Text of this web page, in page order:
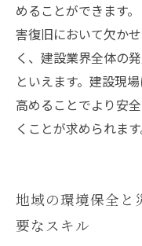
めることができます
害復旧において欠か
く、建設業界全体の
といえます。建設現
高めることでより安
くことが求められます
地域の環境保全と
要なスキル